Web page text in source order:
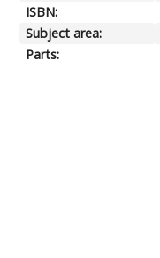
ISBN:
Subject area:
Parts: